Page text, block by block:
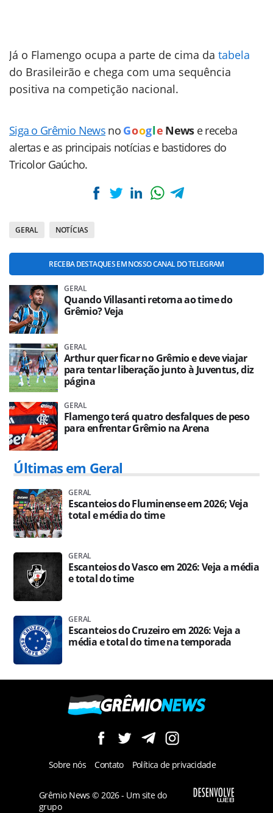
Já o Flamengo ocupa a parte de cima da tabela
do Brasileirão e chega com uma sequência
positiva na competição nacional.
Siga o Grêmio News no Goog le News e receba
alertas e as principais notícias e bastidores do
Tricolor Gaúcho.
GERAL NOTÍCIAS
RECEBA DESTAQUES EM NOSSO CANAL DO TELEGRAM
GERAL
Quando Villasanti retorna ao time do
Grêmio? Veja
GERAL
Arthur quer ficar no Grêmio e deve viajar
para tentar liberação junto à Juventus, diz
página
GERAL
Flamengo terá quatro desfalques de peso
para enfrentar Grêmio na Arena
Últimas em Geral
GERAL
Escanteios do Fluminense em 2026; Veja
total e média do time
GERAL
Escanteios do Vasco em 2026: Veja a média
e total do time
GERAL
Escanteios do Cruzeiro em 2026: Veja a
média e total do time na temporada
Sobre nós Contato Política de privacidade
Grêmio News © 2026 - Um site do
grupo